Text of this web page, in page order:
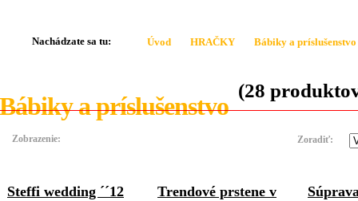
Nachádzate sa tu: Úvod HRAČKY Bábiky a príslušenstvo
Bábiky a príslušenstvo
(28
Zobrazenie: Zoradiť:
Steffi wedding ´´12
Trendové prstene v